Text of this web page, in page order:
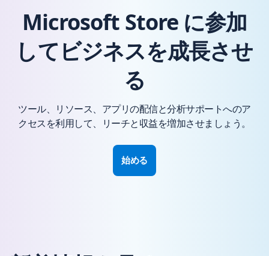
Microsoft Store に参加
してビジネスを成長させ
る
ツール、リソース、アプリの配信と分析サポートへのア
クセスを利用して、リーチと収益を増加させましょう。
始める